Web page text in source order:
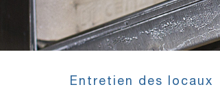
Entretien des locaux